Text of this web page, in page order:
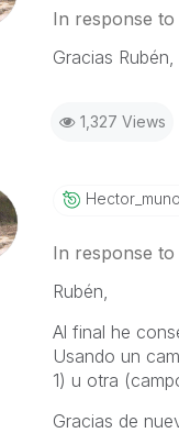
In response to
Gracias
1,327 Views
In response to
Rubén,
Al final he
Usando un
1) u otra
Gracias de